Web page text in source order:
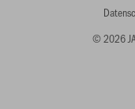
© 2026